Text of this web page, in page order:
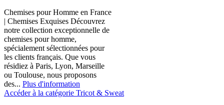
Chemises pour Homme en France
| Chemises Exquises Découvrez
notre collection exceptionnelle de
chemises pour homme,
spécialement sélectionnées pour
les clients français. Que vous
résidiez à Paris, Lyon, Marseille
ou Toulouse, nous proposons
des... Plus d'information
Accéder à la catégorie Tricot & Sweat